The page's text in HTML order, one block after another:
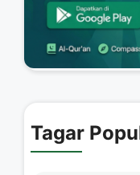
Tagar